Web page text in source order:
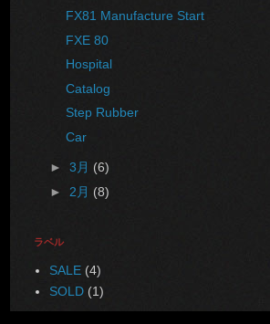
FX81 Manufacture Start
FXE 80
Hospital
Catalog
Step Rubber
Car
► 3月 (6)
► 2月 (8)
ラベル
SALE (4)
SOLD (1)